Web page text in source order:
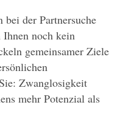
der Partnersuche
noch kein
gemeinsamer Ziele
Zwanglosigkeit
mehr Potenzial als